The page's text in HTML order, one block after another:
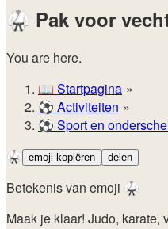
🥋 Pak voor
You are here.
📖 Startpagina
⚽️ Activiteiten
⚽ Sport en
🥋 emoji kopiëren delen
Betekenis van emoji 🥋
Maak je klaar! Judo, karate,